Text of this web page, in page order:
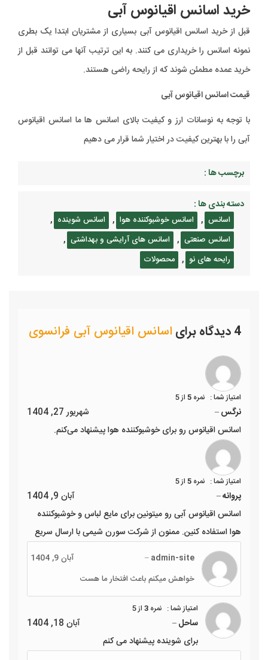
خرید اسانس اقیانوس آبی
قبل از خرید اسانس اقیانوس آبی بسیاری از مشتریان ابتدا یک بطری
نمونه اسانس را خریداری می کنند. به این ترتیب آنها می توانند قبل از
خرید عمده مطمئن شوند که از رایحه راضی هستند.
قیمت اسانس اقیانوس آبی
با توجه به نوسانات ارز و کیفیت بالای اسانس ها ما اسانس اقیانوس
آبی را با بهترین کیفیت در اختیار شما قرار می دهیم
برچسب ها :
دسته بندی ها :
اسانس , اسانس خوشبوکننده هوا , اسانس شوینده ,
اسانس صنعتی , اسانس های آرایشی و بهداشتی ,
رایحه های نو , محصولات
4 دیدگاه برای اسانس اقیانوس آبی فرانسوی
نمره 5 از 5
نرگس–
شهریور 27, 1404
اسانس اقیانوس رو برای خوشبوکننده هوا پیشنهاد می‌کنم.
نمره 5 از 5
پروانه–
آبان 9, 1404
اسانس اقیانوس آبی رو میتونین برای مایع لباس و خوشبوکننده
هوا استفاده کنین. ممنون از شرکت سورن شیمی با ارسال سریع
admin-site
–
آبان 9, 1404
خواهش میکنم باعث افتخار ما هست
نمره 3 از 5
ساحل–
آبان 18, 1404
برای شوینده پیشنهاد می کنم